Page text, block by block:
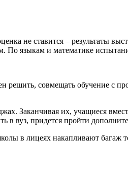
не ставится – результаты
По языкам и математике
совмещать обучение с
Заканчивая их, учащиеся
в вуз, придется пройти
в лицеях накапливают багаж